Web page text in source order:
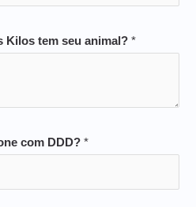
Kilos tem seu animal? *
com DDD? *